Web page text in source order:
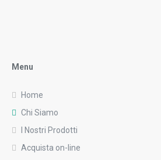
Menu
Home
Chi Siamo
I Nostri Prodotti
Acquista on-line